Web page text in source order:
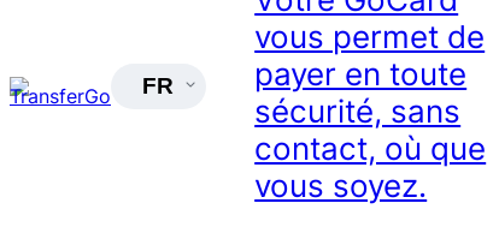
FR
vous permet de
payer en toute
sécurité, sans
contact, où que
vous soyez.